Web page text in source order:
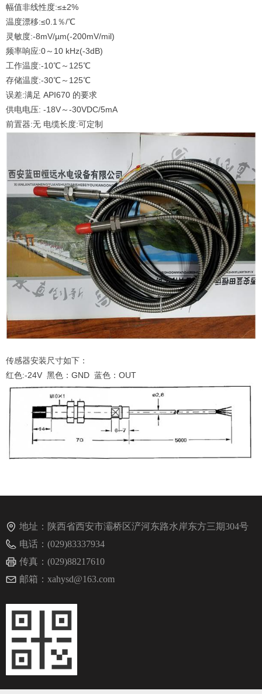
幅值非线性度:≤±2%
温度漂移:≤0.1％/℃
灵敏度:‐8mV/µm(‐200mV/mil)
频率响应:0～10 kHz(‐3dB)
工作温度:‐10℃～125℃
存储温度:‐30℃～125℃
误差:满足 API670 的要求
供电电压: ‐18V～‐30VDC/5mA
前置器:无 电缆长度:可定制 ​
传感器安装尺寸如下：
红色:-24V 黑色：GND 蓝色：OUT ​
地址： 陕西省西安市灞桥区浐河东路水岸东方三期304号
电话： (029)83337934
传真： (029)88217610
邮箱： xahysd@163.com